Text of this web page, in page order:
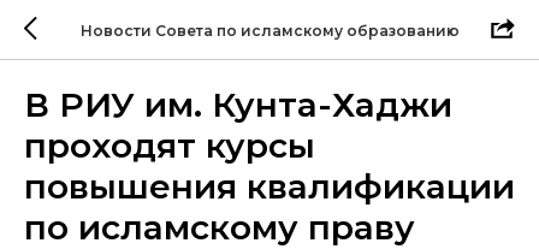
Новости Совета по исламскому образованию
В РИУ им. Кунта-Хаджи
проходят курсы
повышения квалификации
по исламскому праву